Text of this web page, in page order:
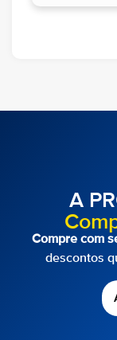
A
Compre com
descontos